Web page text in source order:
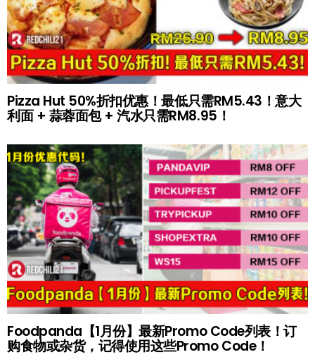
Pizza Hut 50%折扣优惠！最低只需RM5.43！意大
利面 + 蒜蓉面包 + 汽水只需RM8.95！
Foodpanda【1月份】最新Promo Code列表！订
购食物或杂货，记得使用这些Promo Code！